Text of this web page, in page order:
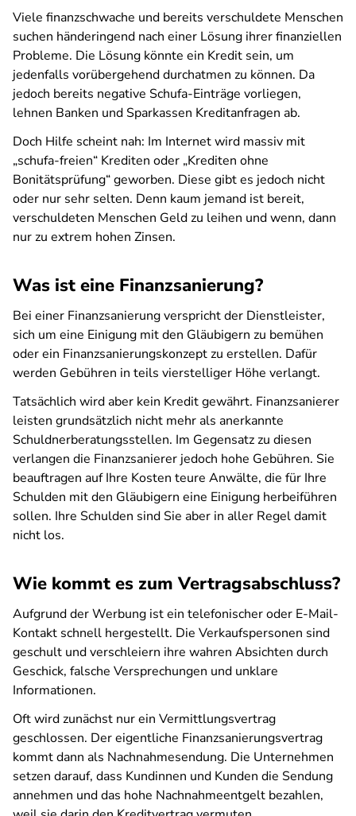
Viele finanzschwache und bereits verschuldete Menschen
suchen händeringend nach einer Lösung ihrer finanziellen
Probleme. Die Lösung könnte ein Kredit sein, um
jedenfalls vorübergehend durchatmen zu können. Da
jedoch bereits negative Schufa-Einträge vorliegen,
lehnen Banken und Sparkassen Kreditanfragen ab.
Doch Hilfe scheint nah: Im Internet wird massiv mit
„schufa-freien“ Krediten oder „Krediten ohne
Bonitätsprüfung“ geworben. Diese gibt es jedoch nicht
oder nur sehr selten. Denn kaum jemand ist bereit,
verschuldeten Menschen Geld zu leihen und wenn, dann
nur zu extrem hohen Zinsen.
Was ist eine Finanzsanierung?
Bei einer Finanzsanierung verspricht der Dienstleister,
sich um eine Einigung mit den Gläubigern zu bemühen
oder ein Finanzsanierungskonzept zu erstellen. Dafür
werden Gebühren in teils vierstelliger Höhe verlangt.
Tatsächlich wird aber kein Kredit gewährt. Finanzsanierer
leisten grundsätzlich nicht mehr als anerkannte
Schuldnerberatungsstellen. Im Gegensatz zu diesen
verlangen die Finanzsanierer jedoch hohe Gebühren. Sie
beauftragen auf Ihre Kosten teure Anwälte, die für Ihre
Schulden mit den Gläubigern eine Einigung herbeiführen
sollen. Ihre Schulden sind Sie aber in aller Regel damit
nicht los.
Wie kommt es zum Vertragsabschluss?
Aufgrund der Werbung ist ein telefonischer oder E-Mail-
Kontakt schnell hergestellt. Die Verkaufspersonen sind
geschult und verschleiern ihre wahren Absichten durch
Geschick, falsche Versprechungen und unklare
Informationen.
Oft wird zunächst nur ein Vermittlungsvertrag
geschlossen. Der eigentliche Finanzsanierungsvertrag
kommt dann als Nachnahmesendung. Die Unternehmen
setzen darauf, dass Kundinnen und Kunden die Sendung
annehmen und das hohe Nachnahmeentgelt bezahlen,